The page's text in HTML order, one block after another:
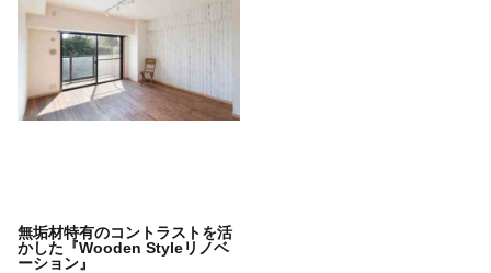
無垢材特有のコントラストを活
かした『Wooden Styleリノベ
ーション』